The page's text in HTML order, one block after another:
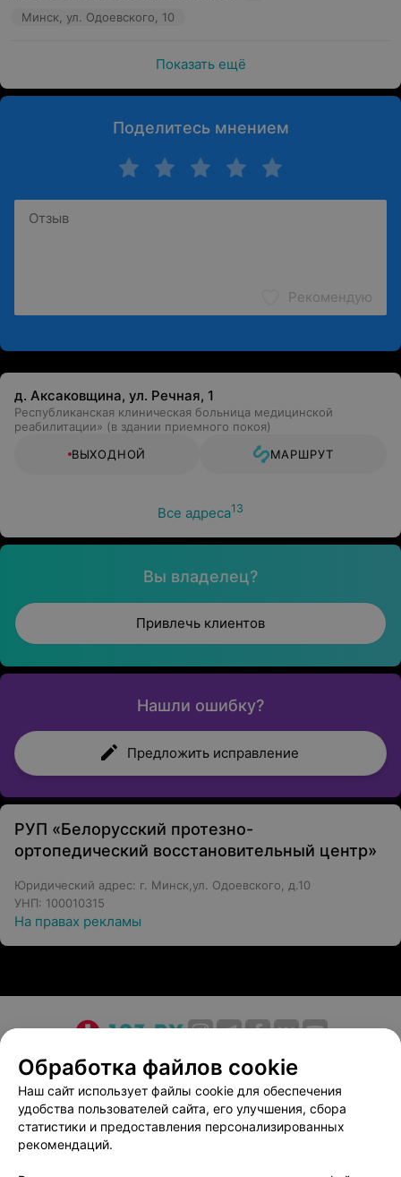
Минск, ул. Одоевского, 10
Показать ещё
Поделитесь мнением
Рекомендую
д. Аксаковщина, ул. Речная, 1
Республиканская клиническая больница медицинской
реабилитации» (в здании приемного покоя)
ВЫХОДНОЙ
МАРШРУТ
Все адреса13
Вы владелец?
Привлечь клиентов
Нашли ошибку?
Предложить исправление
РУП «Белорусский протезно-
ортопедический восстановительный центр»
Юридический адрес: г. Минск,ул. Одоевского, д.10
УНП: 100010315
На правах рекламы
О проекте Новости проекта
Размещение рекламы
Медицинский маркетинг
Публичный договор
Пользовательское соглашение
Способы оплаты
Вакансии
Партнеры
Обработка файлов cookie
Наш сайт использует файлы cookie для обеспечения
удобства пользователей сайта, его улучшения, сбора
статистики и предоставления персонализированных
рекомендаций.